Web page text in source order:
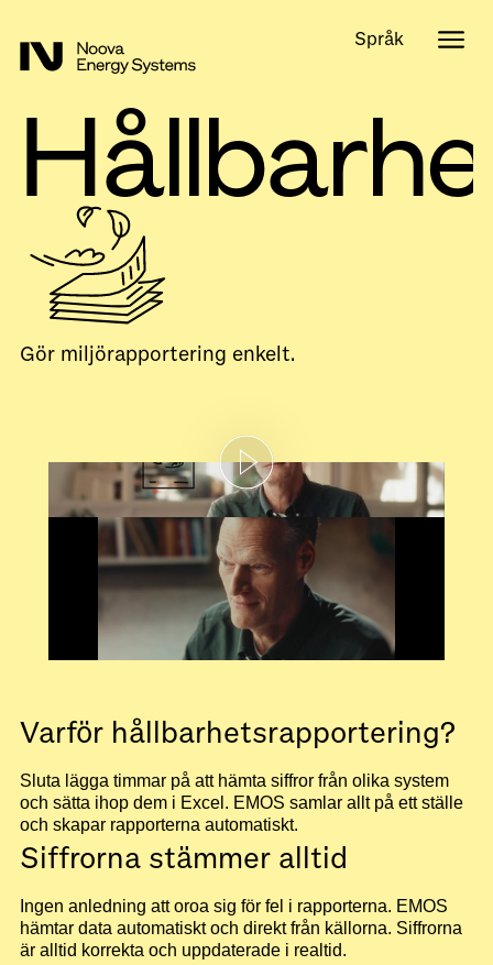
Gör miljörapportering enkelt.
Varför hållbarhetsrapportering?
Sluta lägga timmar på att hämta siffror från olika system
och sätta ihop dem i Excel. EMOS samlar allt på ett ställe
och skapar rapporterna automatiskt.
Siffrorna stämmer alltid
Ingen anledning att oroa sig för fel i rapporterna. EMOS
hämtar data automatiskt och direkt från källorna. Siffrorna
är alltid korrekta och uppdaterade i realtid.
Språk